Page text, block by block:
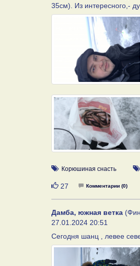
35см). Из интересного,-
Корюшиная снасть
Нравится
27 Комментарии (0)
Дамба, южная ветка
27.01.2024 20:51
Сегодня шанц , левее